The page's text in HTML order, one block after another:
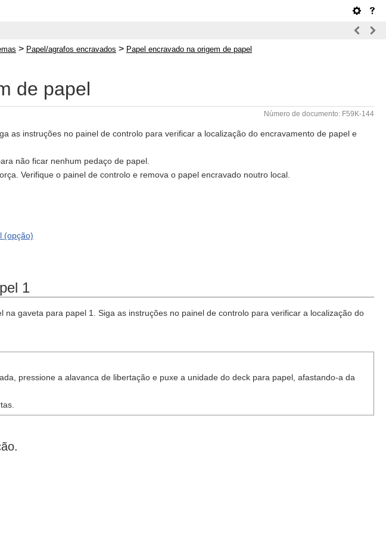
> Papel/agrafos encravados > Papel encravado na origem de papel
de papel
Número de documento: F59K-144
as instruções no painel de controlo para verificar a localização do encravamento de papel e
não ficar nenhum pedaço de papel.
Verifique o painel de controlo e remova o papel encravado noutro local.
(opção)
1
gaveta para papel 1. Siga as instruções no painel de controlo para verificar a localização do
pressione a alavanca de libertação e puxe a unidade do deck para papel, afastando-a da